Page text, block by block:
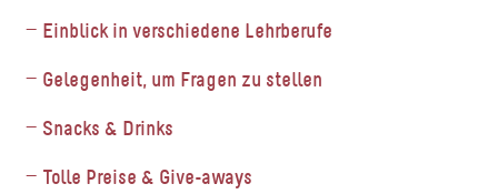
Einblick in verschiedene Lehrberufe
Gelegenheit, um Fragen zu stellen
Snacks & Drinks
Tolle Preise & Give-aways